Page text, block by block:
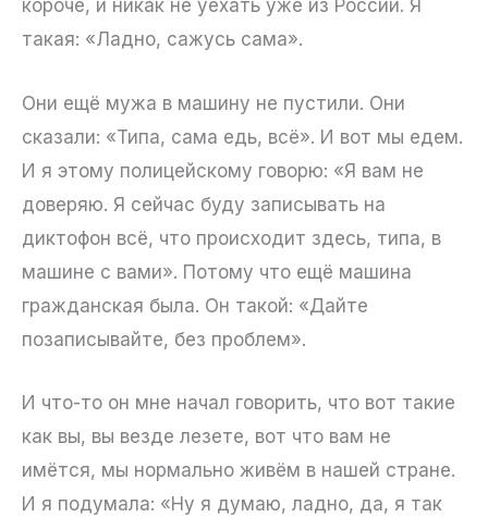
короче, и никак не уехать уже из России. Я
такая: «Ладно, сажусь сама».
Они ещё мужа в машину не пустили. Они
сказали: «Типа, сама едь, всё». И вот мы едем.
И я этому полицейскому говорю: «Я вам не
доверяю. Я сейчас буду записывать на
диктофон всё, что происходит здесь, типа, в
машине с вами». Потому что ещё машина
гражданская была. Он такой: «Дайте
позаписывайте, без проблем».
И что-то он мне начал говорить, что вот такие
как вы, вы везде лезете, вот что вам не
имётся, мы нормально живём в нашей стране.
И я подумала: «Ну я думаю, ладно, да, я так